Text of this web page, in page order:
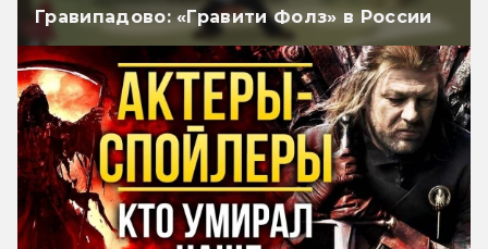
Гравипадово: «Гравити Фолз» в России